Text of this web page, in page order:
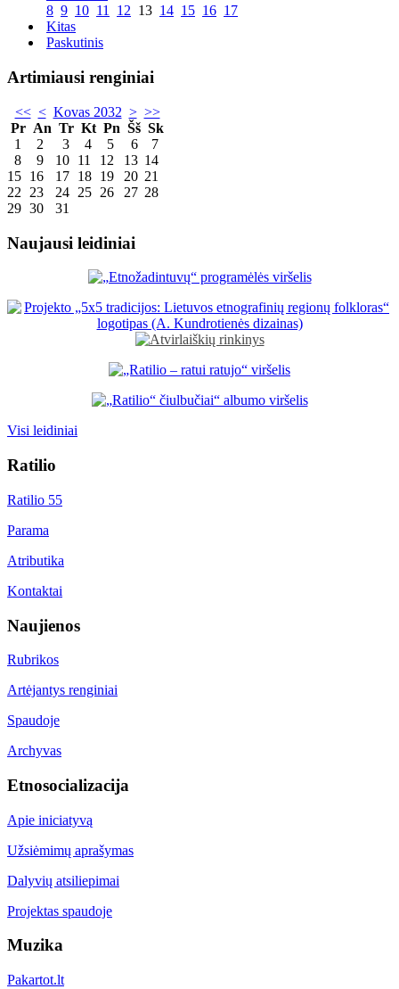
8 9 10 11 12 13 14 15 16 17
Kitas
Paskutinis
Artimiausi renginiai
<< < Kovas 2032 > >>
Pr An Tr Kt Pn Šš Sk
1
2 3 4 5 6
7
8
9 10 11 12 13 14
15 16 17 18 19 20 21
22
23 24 25 26 27 28
29 30 31
Naujausi leidiniai
Visi leidiniai
Ratilio
Ratilio 55
Parama
Atributika
Kontaktai
Naujienos
Rubrikos
Artėjantys renginiai
Spaudoje
Archyvas
Etnosocializacija
Apie iniciatyvą
Užsiėmimų aprašymas
Dalyvių atsiliepimai
Projektas spaudoje
Muzika
Pakartot.lt